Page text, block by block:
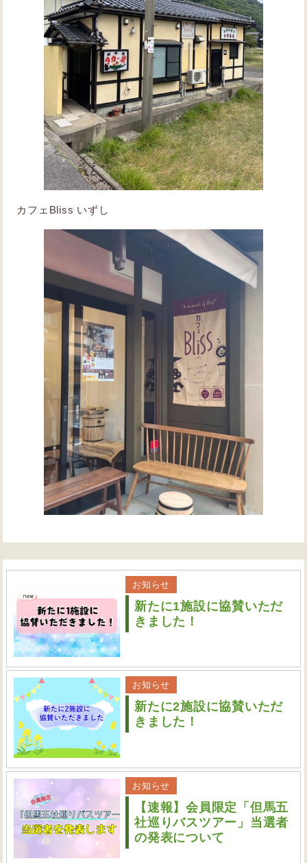
カフェBliss いずし
お知らせ
新たに1施設に協賛いただ
きました！
お知らせ
新たに2施設に協賛いただ
きました！
お知らせ
【速報】会員限定「但馬五
社巡りバスツアー」当選者
の発表について